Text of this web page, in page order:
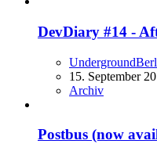
DevDiary #14 -
15. September
Archiv
Postbus (now